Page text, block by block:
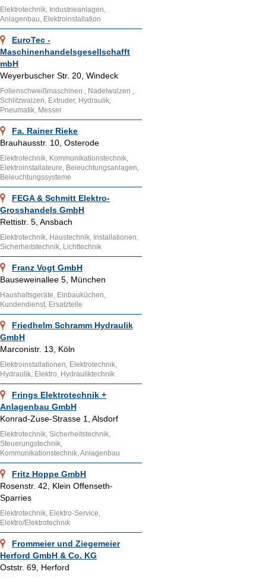
Elektrotechnik, Industrieanlagen,
Anlagenbau, Elektroinstallation
EuroTec -
Maschinenhandelsgesellschafft
mbH
Weyerbuscher Str. 20, Windeck
Folienschweißmaschinen , Nadelwalzen ,
Schlitzwalzen, Extruder, Hydraulik,
Pneumatik, Messer
Fa. Rainer Rieke
Brauhausstr. 10, Osterode
Elektrotechnik, Kommunikationstechnik,
Elektroinstallateure, Beleuchtungsanlagen,
Beleuchtungssysteme
FEGA & Schmitt Elektro-
Grosshandels GmbH
Rettistr. 5, Ansbach
Elektrotechnik, Haustechnik, Installationen,
Sicherheitstechnik, Lichttechnik
Franz Vogt GmbH
Bauseweinallee 5, München
Haushaltsgeräte, Einbauküchen,
Kundendienst, Ersatzteile
Friedhelm Schramm Hydraulik
GmbH
Marconistr. 13, Köln
Elektroinstallationen, Elektrotechnik,
Hydraulik, Elektro, Hydrauliktechnik
Frings Elektrotechnik +
Anlagenbau GmbH
Konrad-Zuse-Strasse 1, Alsdorf
Elektrotechnik, Sicherheitstechnik,
Steuerungstechnik,
Kommunikationstechnik, Anlagenbau
Fritz Hoppe GmbH
Rosenstr. 42, Klein Offenseth-
Sparries
Elektrotechnik, Elektro-Service,
Elektro/Elektrotechnik
Frommeier und Ziegemeier
Herford GmbH & Co. KG
Oststr. 69, Herford